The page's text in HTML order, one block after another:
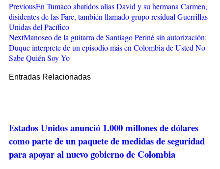
PreviousEn Tumaco abatidos alias David y su hermana Carmen,
disidentes de las Farc, también llamado grupo residual Guerrillas
Unidas del Pacífico
NextManoseo de la guitarra de Santiago Periné sin autorización:
Duque interprete de un episodio más en Colombia de Usted No
Sabe Quién Soy Yo
Entradas Relacionadas
Estados Unidos anunció 1.000 millones de dólares
como parte de un paquete de medidas de seguridad
para apoyar al nuevo gobierno de Colombia